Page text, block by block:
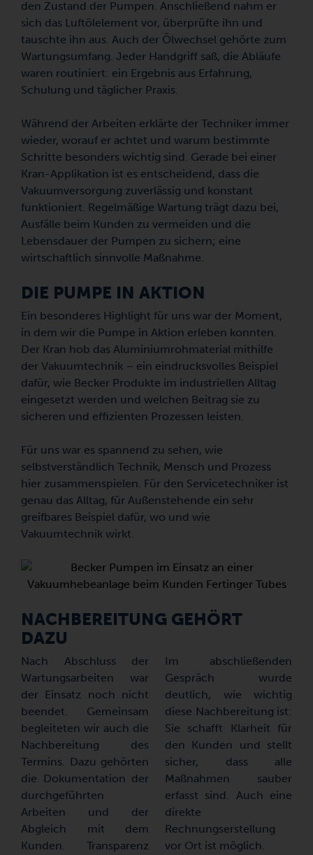
den Zustand der Pumpen. Anschließend nahm er
sich das Luftölelement vor, überprüfte ihn und
tauschte ihn aus. Auch der Ölwechsel gehörte zum
Wartungsumfang. Jeder Handgriff saß, die Abläufe
waren routiniert: ein Ergebnis aus Erfahrung,
Schulung und täglicher Praxis.
Während der Arbeiten erklärte der Techniker immer
wieder, worauf er achtet und warum bestimmte
Schritte besonders wichtig sind. Gerade bei einer
Kran-Applikation ist es entscheidend, dass die
Vakuumversorgung zuverlässig und konstant
funktioniert. Regelmäßige Wartung trägt dazu bei,
Ausfälle beim Kunden zu vermeiden und die
Lebensdauer der Pumpen zu sichern; eine
wirtschaftlich sinnvolle Maßnahme.
DIE PUMPE IN AKTION
Ein besonderes Highlight für uns war der Moment,
in dem wir die Pumpe in Aktion erleben konnten.
Der Kran hob das Aluminiumrohmaterial mithilfe
der Vakuumtechnik – ein eindrucksvolles Beispiel
dafür, wie Becker Produkte im industriellen Alltag
eingesetzt werden und welchen Beitrag sie zu
sicheren und effizienten Prozessen leisten.
Für uns war es spannend zu sehen, wie
selbstverständlich Technik, Mensch und Prozess
hier zusammenspielen. Für den Servicetechniker ist
genau das Alltag, für Außenstehende ein sehr
greifbares Beispiel dafür, wo und wie
Vakuumtechnik wirkt.
NACHBEREITUNG GEHÖRT
DAZU
Nach Abschluss der
Wartungsarbeiten war
der Einsatz noch nicht
beendet. Gemeinsam
begleiteten wir auch die
Nachbereitung des
Termins. Dazu gehörten
die Dokumentation der
durchgeführten
Arbeiten und der
Abgleich mit dem
Kunden. Transparenz
Im abschließenden
Gespräch wurde
deutlich, wie wichtig
diese Nachbereitung ist:
Sie schafft Klarheit für
den Kunden und stellt
sicher, dass alle
Maßnahmen sauber
erfasst sind. Auch eine
direkte
Rechnungserstellung
vor Ort ist möglich.